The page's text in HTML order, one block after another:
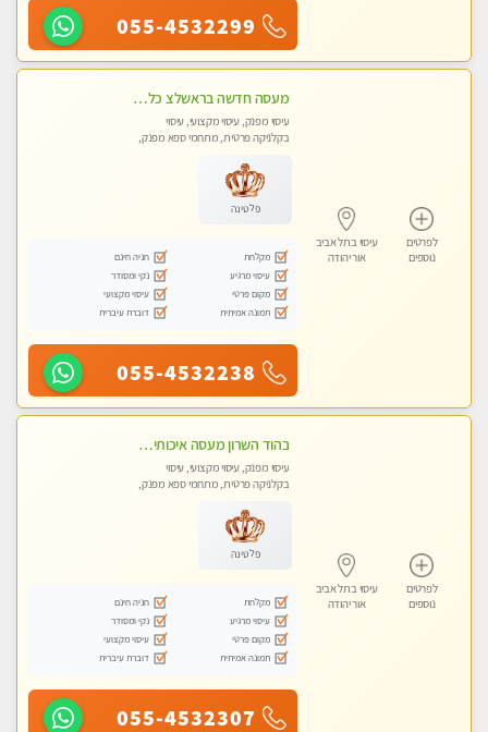
055-4532299
לפרטים
נוספים
עיסוי בתל אביב
אור יהודה
מעסה חדשה בראשלצ כל סוגי העיסויים מעסה מקצועית ואיכותית פרטי!!!
עיסוי מפנק, עיסוי מקצועי, עיסוי
בקלניקה פרטית, מתחמי ספא מפנק,
פלטינה
מקלחת
חניה חינם
עיסוי מרגיע
נקי ומסודר
מקום פרטי
עיסוי מקצועי
תמונה אמיתית
דוברת עיברית
055-4532238
לפרטים
נוספים
עיסוי בתל אביב
אור יהודה
בהוד השרון מעסה איכותית מקצועית ומפנקת חדשה מעסה צעירה ואלופה לעיסוי מפנק מומלץ מאוד ....פרטי!!
עיסוי מפנק, עיסוי מקצועי, עיסוי
בקלניקה פרטית, מתחמי ספא מפנק,
פלטינה
מקלחת
חניה חינם
עיסוי מרגיע
נקי ומסודר
מקום פרטי
עיסוי מקצועי
תמונה אמיתית
דוברת עיברית
055-4532307